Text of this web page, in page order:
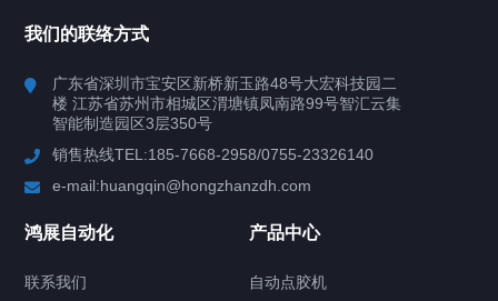
案例视频
联系我们
关于我们
我们的联络方式
广东省深圳市宝安区新桥新玉路48号大宏科技园二
楼 江苏省苏州市相城区渭塘镇凤南路99号智汇云集
智能制造园区3层350号
销售热线TEL:185-7668-2958/0755-23326140
e-mail:huangqin@hongzhanzdh.com
鸿展自动化
联系我们
产品中心
自动点胶机